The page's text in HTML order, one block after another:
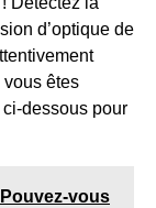
d’optique de
vous êtes
dessous pour
vous